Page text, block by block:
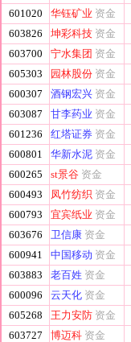
601020
华钰矿业 资金
603826
坤彩科技 资金
603700
宁水集团 资金
605303
园林股份 资金
600307
酒钢宏兴 资金
603087
甘李药业 资金
601236
红塔证券 资金
600801
华新水泥 资金
600265
st景谷 资金
600493
凤竹纺织 资金
600793
宜宾纸业 资金
603676
卫信康 资金
600941
中国移动 资金
603883
老百姓 资金
600096
云天化 资金
605268
王力安防 资金
603727
博迈科 资金